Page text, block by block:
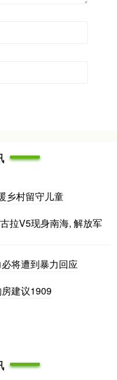
乡村留守儿童
拉V5现身南海, 解放军
将遭到暴力回应
建议1909